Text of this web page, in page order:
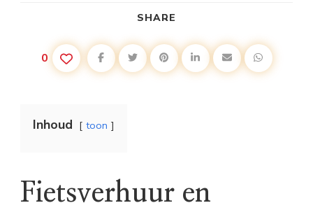
SHARE
0
Inhoud toon
Fietsverhuur en